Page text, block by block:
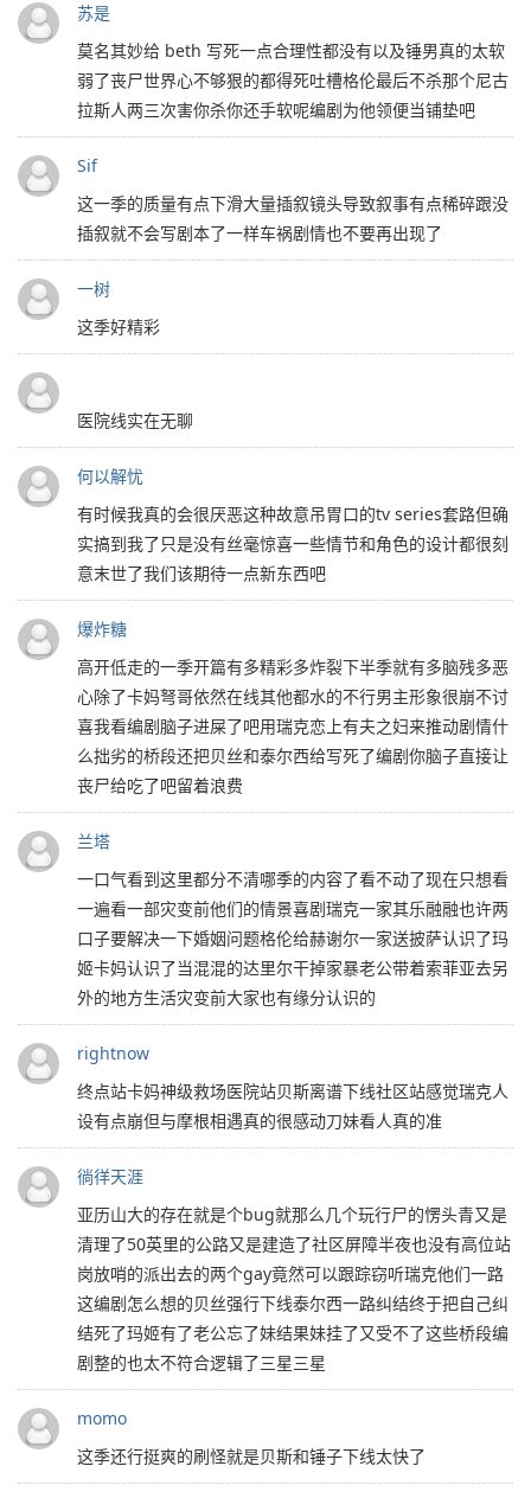
苏是
莫名其妙给 beth 写死一点合理性都没有以及锤男真的太软
弱了丧尸世界心不够狠的都得死吐槽格伦最后不杀那个尼古
拉斯人两三次害你杀你还手软呢编剧为他领便当铺垫吧
Sif
这一季的质量有点下滑大量插叙镜头导致叙事有点稀碎跟没
插叙就不会写剧本了一样车祸剧情也不要再出现了
一树
这季好精彩
医院线实在无聊
何以解忧
有时候我真的会很厌恶这种故意吊胃口的tv series套路但确
实搞到我了只是没有丝毫惊喜一些情节和角色的设计都很刻
意末世了我们该期待一点新东西吧
爆炸糖
高开低走的一季开篇有多精彩多炸裂下半季就有多脑残多恶
心除了卡妈弩哥依然在线其他都水的不行男主形象很崩不讨
喜我看编剧脑子进屎了吧用瑞克恋上有夫之妇来推动剧情什
么拙劣的桥段还把贝丝和泰尔西给写死了编剧你脑子直接让
丧尸给吃了吧留着浪费
兰塔
一口气看到这里都分不清哪季的内容了看不动了现在只想看
一遍看一部灾变前他们的情景喜剧瑞克一家其乐融融也许两
口子要解决一下婚姻问题格伦给赫谢尔一家送披萨认识了玛
姬卡妈认识了当混混的达里尔干掉家暴老公带着索菲亚去另
外的地方生活灾变前大家也有缘分认识的
rightnow
终点站卡妈神级救场医院站贝斯离谱下线社区站感觉瑞克人
设有点崩但与摩根相遇真的很感动刀妹看人真的准
徜徉天涯
亚历山大的存在就是个bug就那么几个玩行尸的愣头青又是
清理了50英里的公路又是建造了社区屏障半夜也没有高位站
岗放哨的派出去的两个gay竟然可以跟踪窃听瑞克他们一路
这编剧怎么想的贝丝强行下线泰尔西一路纠结终于把自己纠
结死了玛姬有了老公忘了妹结果妹挂了又受不了这些桥段编
剧整的也太不符合逻辑了三星三星
momo
这季还行挺爽的刷怪就是贝斯和锤子下线太快了